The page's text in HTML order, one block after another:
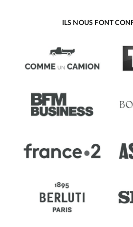
ILS NOUS FONT